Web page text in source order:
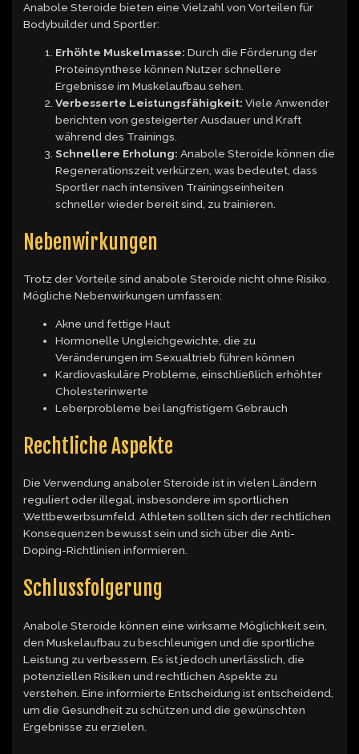
Anabole Steroide bieten eine Vielzahl von Vorteilen für
Bodybuilder und Sportler:
Erhöhte Muskelmasse: Durch die Förderung der
Proteinsynthese können Nutzer schnellere
Ergebnisse im Muskelaufbau sehen.
Verbesserte Leistungsfähigkeit: Viele Anwender
berichten von gesteigerter Ausdauer und Kraft
während des Trainings.
Schnellere Erholung: Anabole Steroide können die
Regenerationszeit verkürzen, was bedeutet, dass
Sportler nach intensiven Trainingseinheiten
schneller wieder bereit sind, zu trainieren.
Nebenwirkungen
Trotz der Vorteile sind anabole Steroide nicht ohne Risiko.
Mögliche Nebenwirkungen umfassen:
Akne und fettige Haut
Hormonelle Ungleichgewichte, die zu
Veränderungen im Sexualtrieb führen können
Kardiovaskuläre Probleme, einschließlich erhöhter
Cholesterinwerte
Leberprobleme bei langfristigem Gebrauch
Rechtliche Aspekte
Die Verwendung anaboler Steroide ist in vielen Ländern
reguliert oder illegal, insbesondere im sportlichen
Wettbewerbsumfeld. Athleten sollten sich der rechtlichen
Konsequenzen bewusst sein und sich über die Anti-
Doping-Richtlinien informieren.
Schlussfolgerung
Anabole Steroide können eine wirksame Möglichkeit sein,
den Muskelaufbau zu beschleunigen und die sportliche
Leistung zu verbessern. Es ist jedoch unerlässlich, die
potenziellen Risiken und rechtlichen Aspekte zu
verstehen. Eine informierte Entscheidung ist entscheidend,
um die Gesundheit zu schützen und die gewünschten
Ergebnisse zu erzielen.